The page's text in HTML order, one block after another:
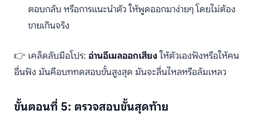
ตอบกลับ หรือการแนะนำตัว ให้พูดออกมาง่ายๆ โดยไม่ต้อง
ขายเกินจริง
👉 เคล็ดลับมือโปร: อ่านอีเมลออกเสียงให้ตัวเองฟังหรือให้คน
อื่นฟัง มันคือบททดสอบขั้นสูงสุด มันจะลื่นไหลหรือล้มเหลว
ขั้นตอนที่ 5: ตรวจสอบขั้นสุดท้าย